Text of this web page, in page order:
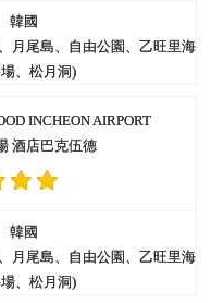
韓國
月尾島、自由公園、乙旺里海
、松月洞)
INCHEON AIRPORT
酒店巴克伍德
韓國
月尾島、自由公園、乙旺里海
、松月洞)